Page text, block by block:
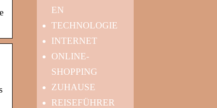
EN
TECHNOLOGIE
INTERNET
ONLINE-
SHOPPING
ZUHAUSE
REISEFÜHRER